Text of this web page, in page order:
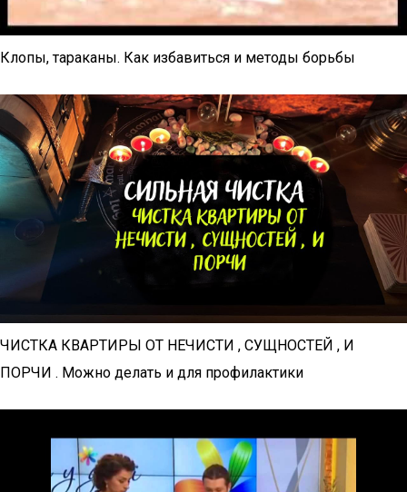
Клопы, тараканы. Как избавиться и методы борьбы
ЧИСТКА КВАРТИРЫ ОТ НЕЧИСТИ , СУЩНОСТЕЙ , И
ПОРЧИ . Можно делать и для профилактики